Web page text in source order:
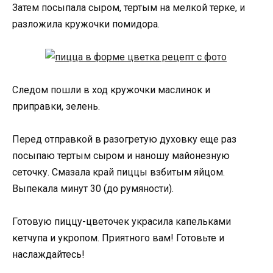
Затем посыпала сыром, тертым на мелкой терке, и
разложила кружочки помидора.
Следом пошли в ход кружочки маслинок и
приправки, зелень.
Перед отправкой в разогретую духовку еще раз
посыпаю тертым сыром и наношу майонезную
сеточку. Смазала край пиццы взбитым яйцом.
Выпекала минут 30 (до румяности).
Готовую пиццу-цветочек украсила капельками
кетчупа и укропом. Приятного вам! Готовьте и
наслаждайтесь!